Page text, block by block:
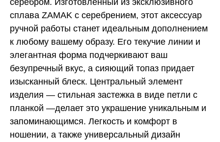
сплава ZAMAK с серебрением, этот аксессуар
ручной работы станет идеальным дополнением
к любому вашему образу. Его текучие линии и
элегантная форма подчеркивают ваш
безупречный вкус, а сияющий топаз придает
изысканный блеск. Центральный элемент
изделия — стильная застежка в виде петли с
планкой —делает это украшение уникальным и
запоминающимся. Легкость и комфорт в
ношении, а также универсальный дизайн